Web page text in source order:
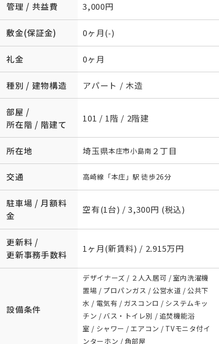
管理 / 共益費 3,000円
敷金(保証金) 0ヶ月(-)
礼金 0ヶ月
種別 / 建物構造 アパート / 木造
部屋 /
所在階 / 階建て
101 / 1階 / 2階建
所在地 埼玉県本庄市小島南 ２丁目
交通 高崎線 「本庄 」駅 徒歩26分
駐車場 / 月額料
金
空有(1台) / 3,300円 (税込)
更新料 /
更新事務手数料
1ヶ月(新賃料) / 2.915万円
設備条件
デザイナーズ / ２人入居可 / 室内洗濯機
置場 / プロパンガス / 公営水道 / 公共下
水 / 電気有 / ガスコンロ / システムキッ
チン / バス・トイレ別 / 追焚機能浴
室 / シャワー / エアコン / TVモニタ付イ
ンターホン / 角部屋